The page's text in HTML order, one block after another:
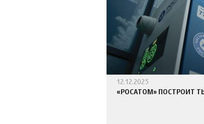
12.12.2025
«РОСАТОМ» ПОСТРОИТ